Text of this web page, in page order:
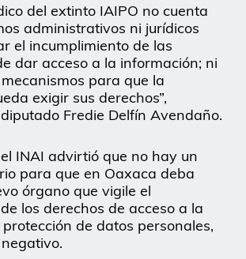
del extinto IAIPO no cuenta
administrativos ni jurídicos
el incumplimiento de las
dar acceso a la información; ni
para que la
exigir sus derechos”,
Fredie Delfín Avendaño.
INAI advirtió que no hay un
para que en Oaxaca deba
órgano que vigile el
los derechos de acceso a la
de datos personales,